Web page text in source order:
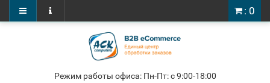
: 0
Режим работы офиса: Пн-Пт: c 9:00-18:00